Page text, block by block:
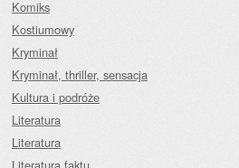
Komiks
Kostiumowy
Kryminał
Kryminał, thriller, sensacja
Kultura i podróże
Literatura
Literatura